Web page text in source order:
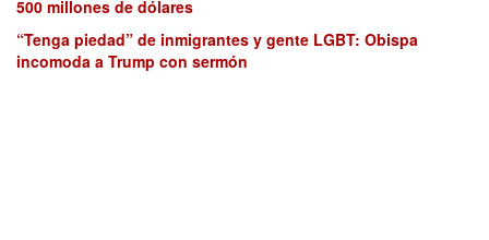
500 millones de dólares
“Tenga piedad” de inmigrantes y gente LGBT: Obispa
incomoda a Trump con sermón